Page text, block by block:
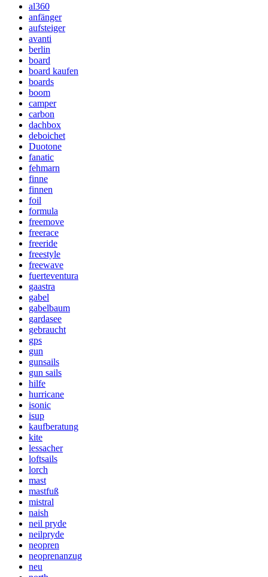
al360
anfänger
aufsteiger
avanti
berlin
board
board kaufen
boards
boom
camper
carbon
dachbox
deboichet
Duotone
fanatic
fehmarn
finne
finnen
foil
formula
freemove
freerace
freeride
freestyle
freewave
fuerteventura
gaastra
gabel
gabelbaum
gardasee
gebraucht
gps
gun
gunsails
gun sails
hilfe
hurricane
isonic
isup
kaufberatung
kite
lessacher
loftsails
lorch
mast
mastfuß
mistral
naish
neil pryde
neilpryde
neopren
neoprenanzug
neu